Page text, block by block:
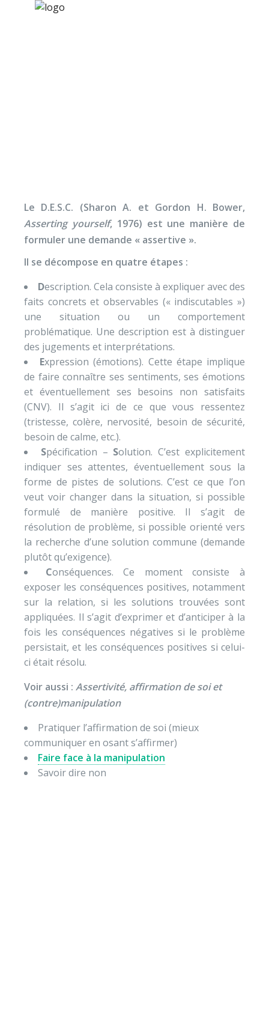
Le D.E.S.C. (Sharon A. et Gordon H. Bower,
Asserting yourself, 1976) est une manière de
formuler une demande « assertive ».
Il se décompose en quatre étapes :
Description. Cela consiste à expliquer avec des
faits concrets et observables (« indiscutables »)
une situation ou un comportement
problématique. Une description est à distinguer
des jugements et interprétations.
Expression (émotions). Cette étape implique
de faire connaître ses sentiments, ses émotions
et éventuellement ses besoins non satisfaits
(CNV). Il s’agit ici de ce que vous ressentez
(tristesse, colère, nervosité, besoin de sécurité,
besoin de calme, etc.).
Spécification – Solution. C’est explicitement
indiquer ses attentes, éventuellement sous la
forme de pistes de solutions. C’est ce que l’on
veut voir changer dans la situation, si possible
formulé de manière positive. Il s’agit de
résolution de problème, si possible orienté vers
la recherche d’une solution commune (demande
plutôt qu’exigence).
Conséquences. Ce moment consiste à
exposer les conséquences positives, notamment
sur la relation, si les solutions trouvées sont
appliquées. Il s’agit d’exprimer et d’anticiper à la
fois les conséquences négatives si le problème
persistait, et les conséquences positives si celui-
ci était résolu.
Voir aussi : Assertivité, affirmation de soi et
(contre)manipulation
Pratiquer l’affirmation de soi (mieux
communiquer en osant s’affirmer)
Faire face à la manipulation
Savoir dire non